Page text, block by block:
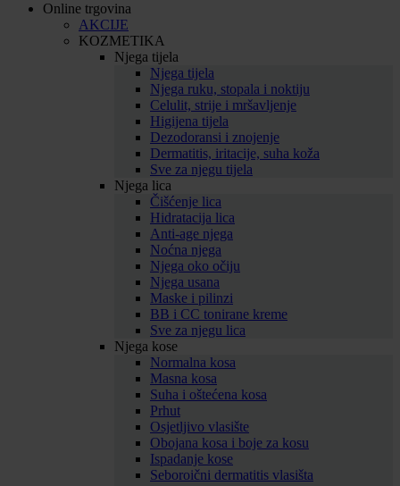
Online trgovina
AKCIJE
KOZMETIKA
Njega tijela
Njega tijela
Njega ruku, stopala i noktiju
Celulit, strije i mršavljenje
Higijena tijela
Dezodoransi i znojenje
Dermatitis, iritacije, suha koža
Sve za njegu tijela
Njega lica
Čišćenje lica
Hidratacija lica
Anti-age njega
Noćna njega
Njega oko očiju
Njega usana
Maske i pilinzi
BB i CC tonirane kreme
Sve za njegu lica
Njega kose
Normalna kosa
Masna kosa
Suha i oštećena kosa
Prhut
Osjetljivo vlasište
Obojana kosa i boje za kosu
Ispadanje kose
Seboroični dermatitis vlasišta